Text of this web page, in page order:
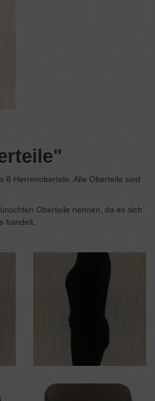
8 Herrenobertele. Alle Oberteile sind
Oberteile nennen, da es sich
handelt.